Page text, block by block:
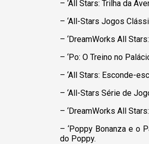
– ‘All Stars: Trilha da
– ‘All-Stars Jogos
– ‘DreamWorks All
– ‘Po: O Treino no
– ‘All Stars: Esconde-
– ‘All-Stars Série de
– ‘DreamWorks All
– ‘Poppy Bonanza e o
do Poppy.